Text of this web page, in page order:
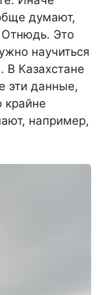
думают,
Отнюдь. Это
научить­ся
В Казахстане
эти данные,
крайне
например,